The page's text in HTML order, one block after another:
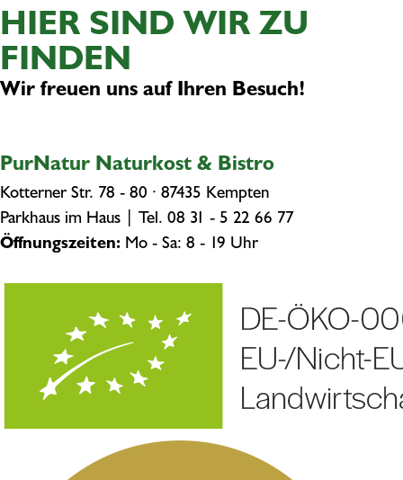
HIER SIND WIR ZU
FINDEN
Wir freuen uns auf Ihren Besuch!
PurNatur Naturkost & Bistro
Kotterner Str. 78 - 80 · 87435 Kempten
Parkhaus im Haus | Tel. 08 31 - 5 22 66 77
Öffnungszeiten: Mo - Sa: 8 - 19 Uhr